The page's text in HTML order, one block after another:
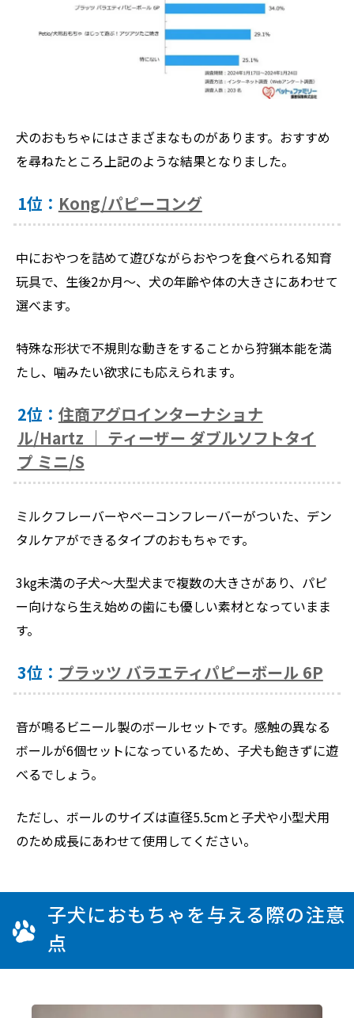
犬のおもちゃにはさまざまなものがあります。おすすめ
を尋ねたところ上記のような結果となりました。
1位： Kong/パピーコング
中におやつを詰めて遊びながらおやつを食べられる知育
玩具で、生後2か月～、犬の年齢や体の大きさにあわせて
選べます。
特殊な形状で不規則な動きをすることから狩猟本能を満
たし、噛みたい欲求にも応えられます。
2位： 住商アグロインターナショナ
ル/Hartz ｜ ティーザー ダブルソフトタイ
プ ミニ/S
ミルクフレーバーやベーコンフレーバーがついた、デン
タルケアができるタイプのおもちゃです。
3kg未満の子犬～大型犬まで複数の大きさがあり、パピ
ー向けなら生え始めの歯にも優しい素材となっていまま
す。
3位： プラッツ バラエティパピーボール 6P
音が鳴るビニール製のボールセットです。感触の異なる
ボールが6個セットになっているため、子犬も飽きずに遊
べるでしょう。
ただし、ボールのサイズは直径5.5cmと子犬や小型犬用
のため成長にあわせて使用してください。
子犬におもちゃを与える際の注意
点